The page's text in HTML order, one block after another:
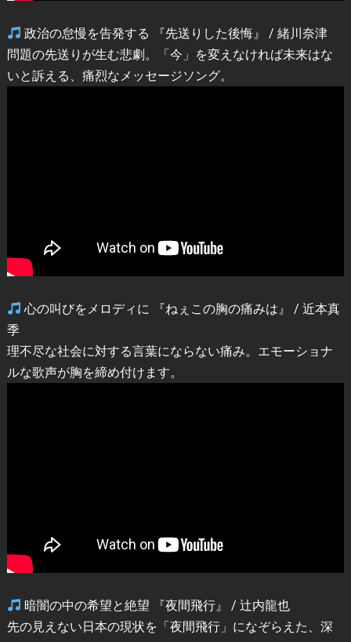
政治の怠慢を告発する 『先送りした後悔』 / 緒川奈津
問題の先送りが生む悲劇。「今」を変えなければ未来はな
いと訴える、痛烈なメッセージソング。
心の叫びをメロディに 『ねぇこの胸の痛みは』 / 近本真
季
理不尽な社会に対する言葉にならない痛み。エモーショナ
ルな歌声が胸を締め付けます。
暗闇の中の希望と絶望 『夜間飛行』 / 辻内龍也
先の見えない日本の現状を「夜間飛行」になぞらえた、深